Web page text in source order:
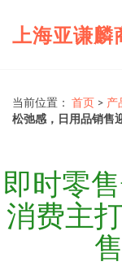
上海亚谦麟
当前位置： 首页 > 产
松弛感，日用品销售
即时零
消费主